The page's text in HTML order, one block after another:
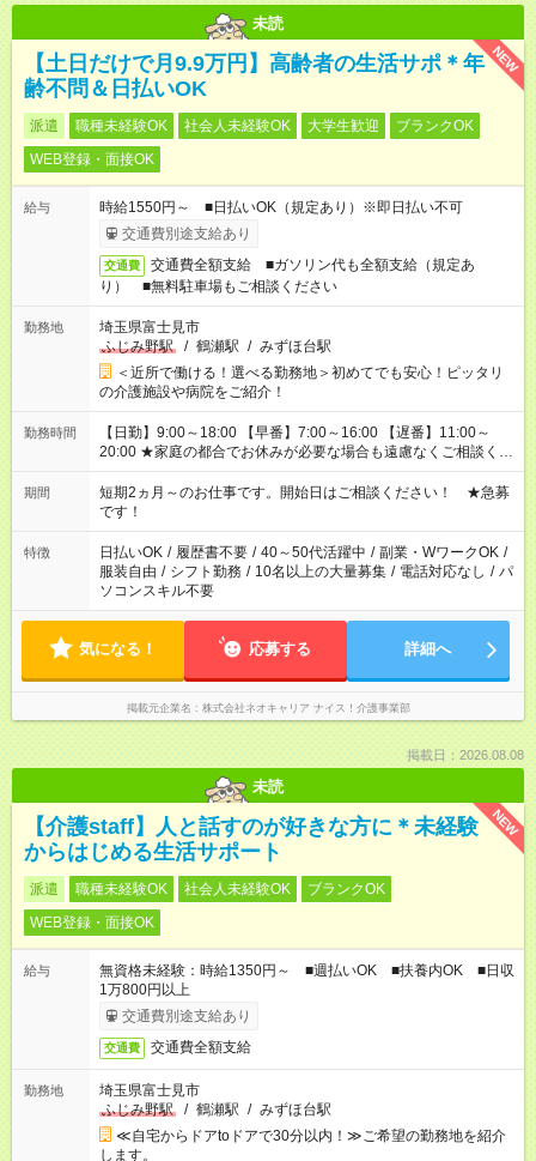
未読
NEW
【土日だけで月9.9万円】高齢者の生活サポ＊年
齢不問＆日払いOK
派遣 職種未経験OK 社会人未経験OK 大学生歓迎
ブランクOK
WEB登録・面接OK
給与
時給1550円～ ■日払いOK（規定あり）※即日払い不可
交通費別途支給あり
交通費
交通費全額支給 ■ガソリン代も全額支給（規定あ
り） ■無料駐車場もご相談ください
勤務地
埼玉県富士見市
ふじみ野駅
/ 鶴瀬駅 / みずほ台駅
＜近所で働ける！選べる勤務地＞初めてでも安心！ピッタリ
の介護施設や病院をご紹介！
勤務時間
【日勤】9:00～18:00 【早番】7:00～16:00 【遅番】11:00～
20:00 ★家庭の都合でお休みが必要な場合も遠慮なくご相談くだ
さい。
期間
短期2ヵ月～のお仕事です。開始日はご相談ください！ ★急募
です！
特徴 日払いOK / 履歴書不要 / 40～50代活躍中 / 副業・WワークOK /
服装自由 / シフト勤務 / 10名以上の大量募集 / 電話対応なし / パ
ソコンスキル不要
気になる！ 応募する 詳細へ
掲載元企業名 株式会社ネオキャリア ナイス！介護事業部
掲載日：2026.08.08
未読
NEW
【介護staff】人と話すのが好きな方に＊未経験
からはじめる生活サポート
派遣 職種未経験OK 社会人未経験OK
ブランクOK
WEB登録・面接OK
給与
無資格未経験：時給1350円～ ■週払いOK ■扶養内OK ■日収
1万800円以上
交通費別途支給あり
交通費 交通費全額支給
勤務地
埼玉県富士見市
ふじみ野駅
/ 鶴瀬駅 / みずほ台駅
≪自宅からドアtoドアで30分以内！≫ご希望の勤務地を紹介
します。